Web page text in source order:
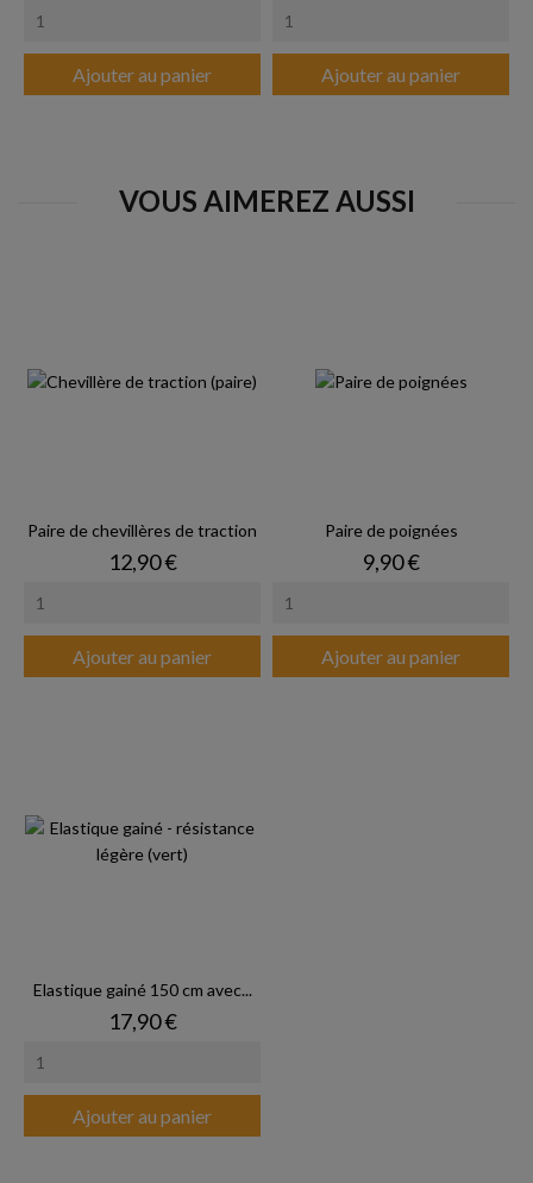
Ajouter au panier Ajouter au panier
VOUS AIMEREZ AUSSI
Paire de chevillères de traction
Prix
12,90 €
Ajouter au panier
Paire de poignées
Prix
9,90 €
Ajouter au panier
Elastique gainé 150 cm avec...
Prix
17,90 €
Ajouter au panier